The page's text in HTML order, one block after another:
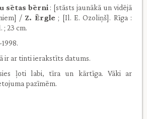
sētas bērni: [stāsts jaunākā un vidējā
/ Z. Ērgle; [Il. E. Ozoliņš]. Rīga :
; 23 cm.
1998.
ir ar tinti ierakstīts datums.
ļoti labi, tīra un kārtīga. Vāki ar
pazīmēm.